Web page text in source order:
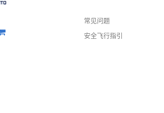
常见问题
安全飞行指引